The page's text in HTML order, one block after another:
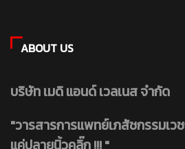
ABOUT US
บริษัท เมดิ แอนด์ เวลเนส จำกัด
"วารสารการแพทย์เภสัชกรรมเว